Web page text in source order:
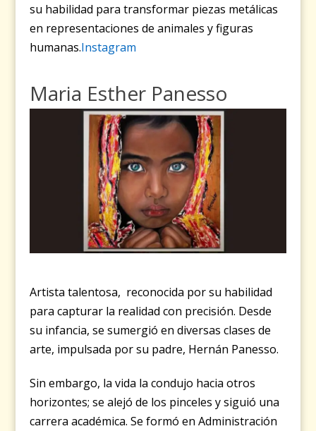
su habilidad para transformar piezas metálicas
en representaciones de animales y figuras
humanas.Instagram
Maria Esther Panesso
Artista talentosa, reconocida por su habilidad
para capturar la realidad con precisión. Desde
su infancia, se sumergió en diversas clases de
arte, impulsada por su padre, Hernán Panesso.
Sin embargo, la vida la condujo hacia otros
horizontes; se alejó de los pinceles y siguió una
carrera académica. Se formó en Administración